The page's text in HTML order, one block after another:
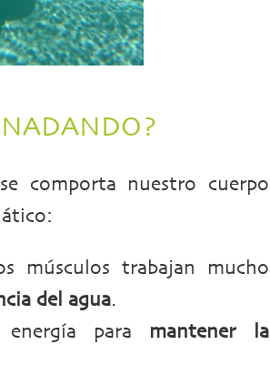
NADANDO?
comporta nuestro cuerpo
músculos trabajan mucho
del agua.
energía para mantener la